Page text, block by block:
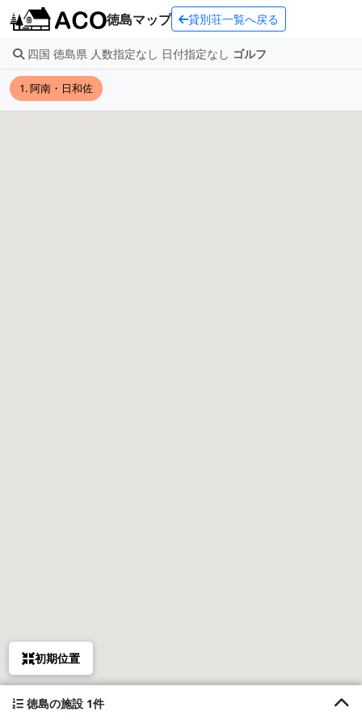
徳島マップ 貸別荘一覧へ戻る
四国 徳島県 人数指定なし 日付指定なし ゴルフ
1. 阿南・日和佐
初期位置
徳島の施設 1件1. Polaris113（ポラリス113）